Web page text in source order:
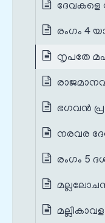
ദേവകളെ
രംഗം 4
നൃപതേ
ഭഗവൻ
നരവര
രംഗം 5